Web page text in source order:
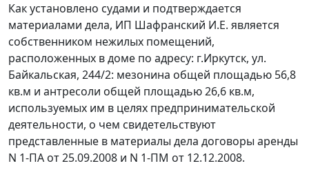
Как установлено судами и подтверждается
материалами дела, ИП Шафранский И.Е. является
собственником нежилых помещений,
расположенных в доме по адресу: г.Иркутск, ул.
Байкальская, 244/2: мезонина общей площадью 56,8
кв.м и антресоли общей площадью 26,6 кв.м,
используемых им в целях предпринимательской
деятельности, о чем свидетельствуют
представленные в материалы дела договоры аренды
N 1-ПА от 25.09.2008 и N 1-ПМ от 12.12.2008.